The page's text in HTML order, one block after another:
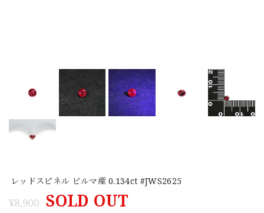
レッドスピネル ビルマ産 0.134ct #JWS2625
¥8,900 SOLD OUT